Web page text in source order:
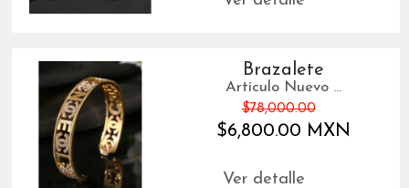
Brazalete
Artículo Nuevo ...
$78,000.00
$6,800.00 MXN
Ver detalle